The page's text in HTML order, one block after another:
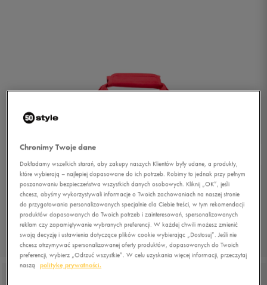
Chronimy Twoje dane
Dokładamy wszelkich starań, aby zakupy naszych Klientów były udane, a produkty,
które wybierają – najlepiej dopasowane do ich potrzeb. Robimy to jednak przy pełnym
poszanowaniu bezpieczeństwa wszystkich danych osobowych. Kliknij „OK”, jeśli
chcesz, abyśmy wykorzystywali informacje o Twoich zachowaniach na naszej stronie
do przygotowania personalizowanych specjalnie dla Ciebie treści, w tym rekomendacji
produktów dopasowanych do Twoich potrzeb i zainteresowań, spersonalizowanych
reklam czy zapamiętywanie wybranych preferencji. W każdej chwili możesz zmienić
swoją decyzję i ustawienia dotyczące plików cookie wybierając „Dostosuj”. Jeśli nie
chcesz otrzymywać spersonalizowanej oferty produktów, dopasowanych do Twoich
preferencji, wybierz „Odrzuć wszystkie”. W celu uzyskania więcej informacji, przeczytaj
naszą
politykę prywatności.